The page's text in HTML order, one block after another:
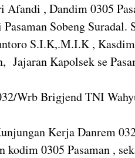
Afandi , Dandim 0305
Sobeng Suradal.
S.I.K,.M.I.K ,
Jajaran Kapolsek se
Wrb Brigjend TNI
Kerja Danrem
kodim 0305 Pasaman ,